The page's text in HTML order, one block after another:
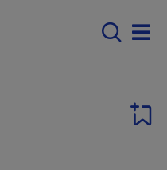
navigation -